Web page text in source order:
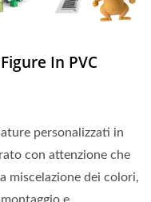
In PVC
personalizzati in
con attenzione che
miscelazione dei colori,